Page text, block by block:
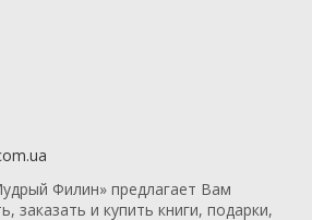
Филин» предлагает Вам
заказать и купить книги, подарки,